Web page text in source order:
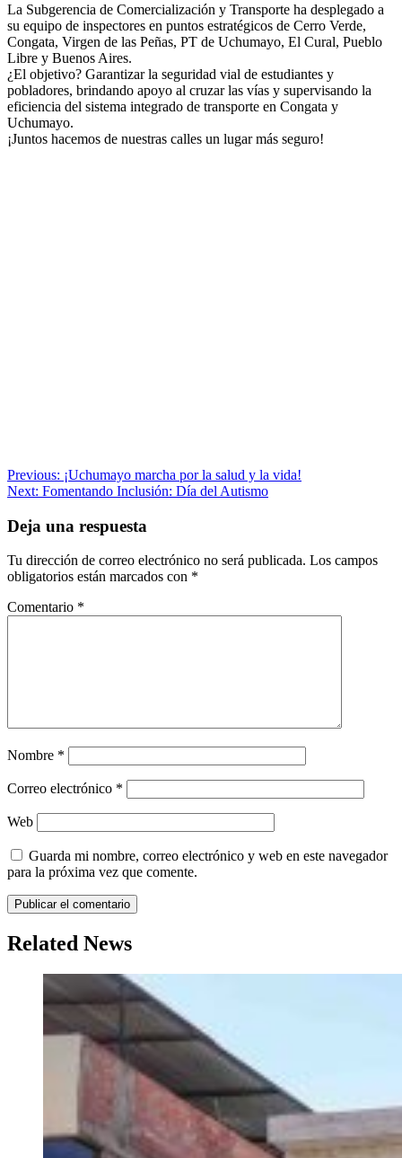
La Subgerencia de Comercialización y Transporte ha desplegado a
su equipo de inspectores en puntos estratégicos de Cerro Verde,
Congata, Virgen de las Peñas, PT de Uchumayo, El Cural, Pueblo
Libre y Buenos Aires.
¿El objetivo? Garantizar la seguridad vial de estudiantes y
pobladores, brindando apoyo al cruzar las vías y supervisando la
eficiencia del sistema integrado de transporte en Congata y
Uchumayo.
¡Juntos hacemos de nuestras calles un lugar más seguro!
Navegación
de
entradas
Previous: ¡Uchumayo marcha por la salud y la vida!
Next: Fomentando Inclusión: Día del Autismo
Deja una respuesta
Tu dirección de correo electrónico no será publicada. Los campos
obligatorios están marcados con *
Comentario *
Nombre *
Correo electrónico *
Web
Guarda mi nombre, correo electrónico y web en este navegador
para la próxima vez que comente.
Related News